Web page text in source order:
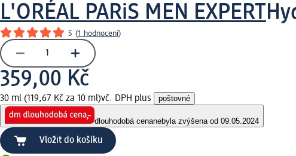
L'ORÉAL PARiS MEN EXPERT
5 (1 hodnocení)
359,00 Kč
30 ml (119,67 Kč za 10 ml)vč. DPH plus poštovné
dlouhodobá cenanebyla zvýšena od 09.05.2024
Vložit do košíku